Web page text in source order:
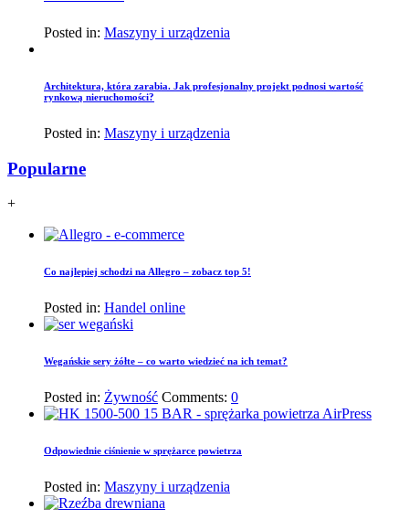
Posted in: Maszyny i urządzenia
Architektura, która zarabia. Jak profesjonalny projekt podnosi wartość
rynkową nieruchomości?
Posted in: Maszyny i urządzenia
Popularne
+
Co najlepiej schodzi na Allegro – zobacz top 5!
Posted in: Handel online
Wegańskie sery żółte – co warto wiedzieć na ich temat?
Posted in: Żywność Comments: 0
Odpowiednie ciśnienie w sprężarce powietrza
Posted in: Maszyny i urządzenia